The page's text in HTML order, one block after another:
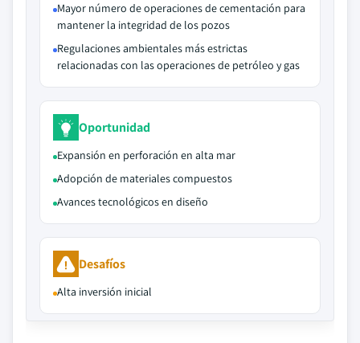
Mayor número de operaciones de cementación para
mantener la integridad de los pozos
Regulaciones ambientales más estrictas
relacionadas con las operaciones de petróleo y gas
Oportunidad
Expansión en perforación en alta mar
Adopción de materiales compuestos
Avances tecnológicos en diseño
Desafíos
Alta inversión inicial